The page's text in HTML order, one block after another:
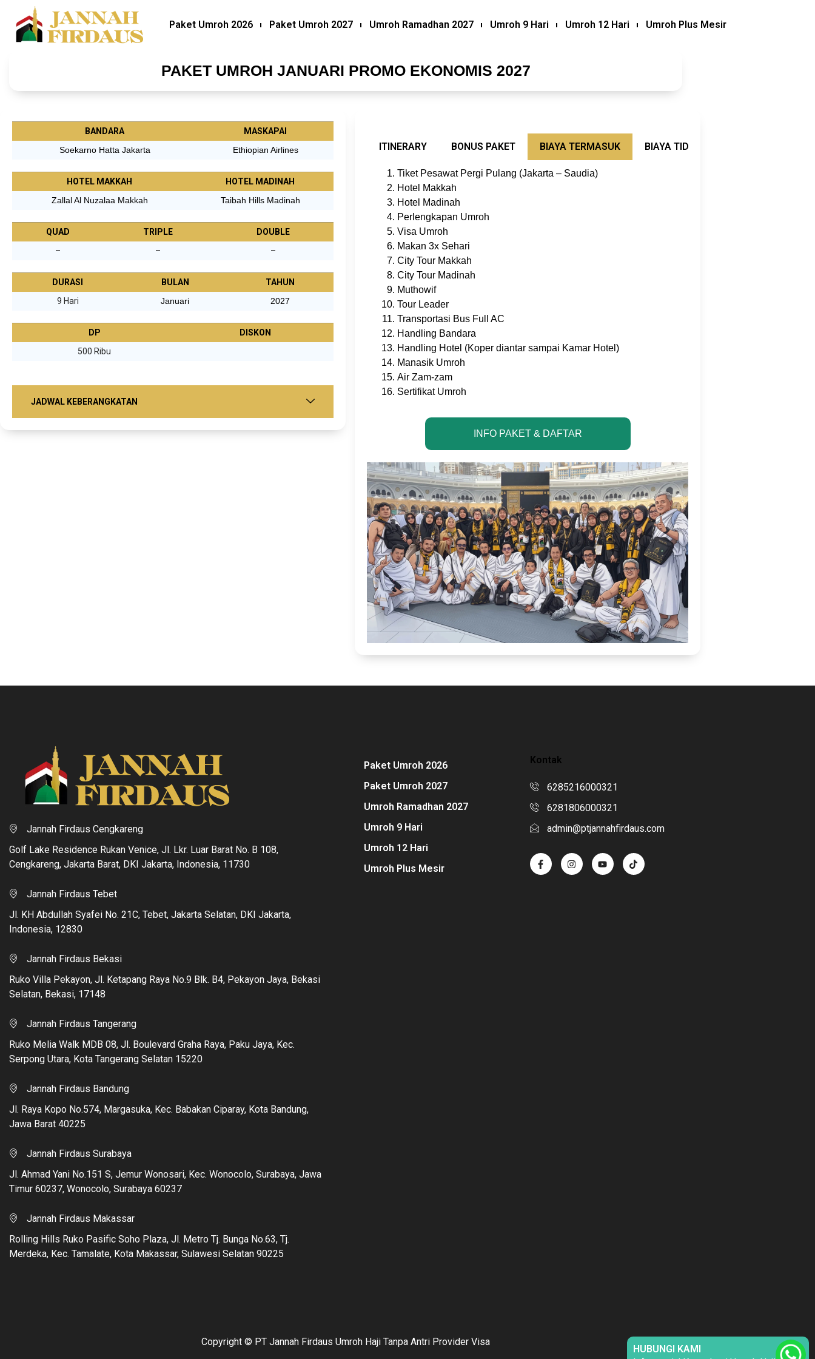
Paket Umroh 2026 Paket Umroh 2027 Umroh Ramadhan 2027 Umroh 9 Hari Umroh 12 Hari Umroh Plus Mesir
PAKET UMROH JANUARI PROMO EKONOMIS 2027
BANDARA
MASKAPAI
Soekarno Hatta Jakarta
Ethiopian Airlines
HOTEL MAKKAH
HOTEL MADINAH
Zallal Al Nuzalaa Makkah
Taibah Hills Madinah
QUAD TRIPLE
DOUBLE
–
– –
DURASI BULAN
TAHUN
9 Hari
Januari 2027
DP
DISKON
500 Ribu
JADWAL KEBERANGKATAN
ITINERARY BONUS PAKET BIAYA TERMASUK BIAYA TIDAK TERMASUK
Tiket Pesawat Pergi Pulang (Jakarta – Saudia)
Hotel Makkah
Hotel Madinah
Perlengkapan Umroh
Visa Umroh
Makan 3x Sehari
City Tour Makkah
City Tour Madinah
Muthowif
Tour Leader
Transportasi Bus Full AC
Handling Bandara
Handling Hotel (Koper diantar sampai Kamar Hotel)
Manasik Umroh
Air Zam-zam
Sertifikat Umroh
INFO PAKET & DAFTAR
Jannah Firdaus Cengkareng
Golf Lake Residence Rukan Venice, Jl. Lkr. Luar Barat No. B 108,
Cengkareng, Jakarta Barat, DKI Jakarta, Indonesia, 11730
Jannah Firdaus Tebet
Jl. KH Abdullah Syafei No. 21C, Tebet, Jakarta Selatan, DKI Jakarta,
Indonesia, 12830
Jannah Firdaus Bekasi
Ruko Villa Pekayon, Jl. Ketapang Raya No.9 Blk. B4, Pekayon Jaya, Bekasi
Selatan, Bekasi, 17148
Jannah Firdaus Tangerang
Ruko Melia Walk MDB 08, Jl. Boulevard Graha Raya, Paku Jaya, Kec.
Serpong Utara, Kota Tangerang Selatan 15220
Jannah Firdaus Bandung
Jl. Raya Kopo No.574, Margasuka, Kec. Babakan Ciparay, Kota Bandung,
Jawa Barat 40225
Jannah Firdaus Surabaya
Jl. Ahmad Yani No.151 S, Jemur Wonosari, Kec. Wonocolo, Surabaya, Jawa
Timur 60237, Wonocolo, Surabaya 60237
Jannah Firdaus Makassar
Rolling Hills Ruko Pasific Soho Plaza, Jl. Metro Tj. Bunga No.63, Tj.
Merdeka, Kec. Tamalate, Kota Makassar, Sulawesi Selatan 90225
Paket Umroh 2026
Paket Umroh 2027
Umroh Ramadhan 2027
Umroh 9 Hari
Umroh 12 Hari
Umroh Plus Mesir
Kontak
6285216000321
6281806000321
admin@ptjannahfirdaus.com
Copyright © PT Jannah Firdaus Umroh Haji Tanpa Antri Provider Visa